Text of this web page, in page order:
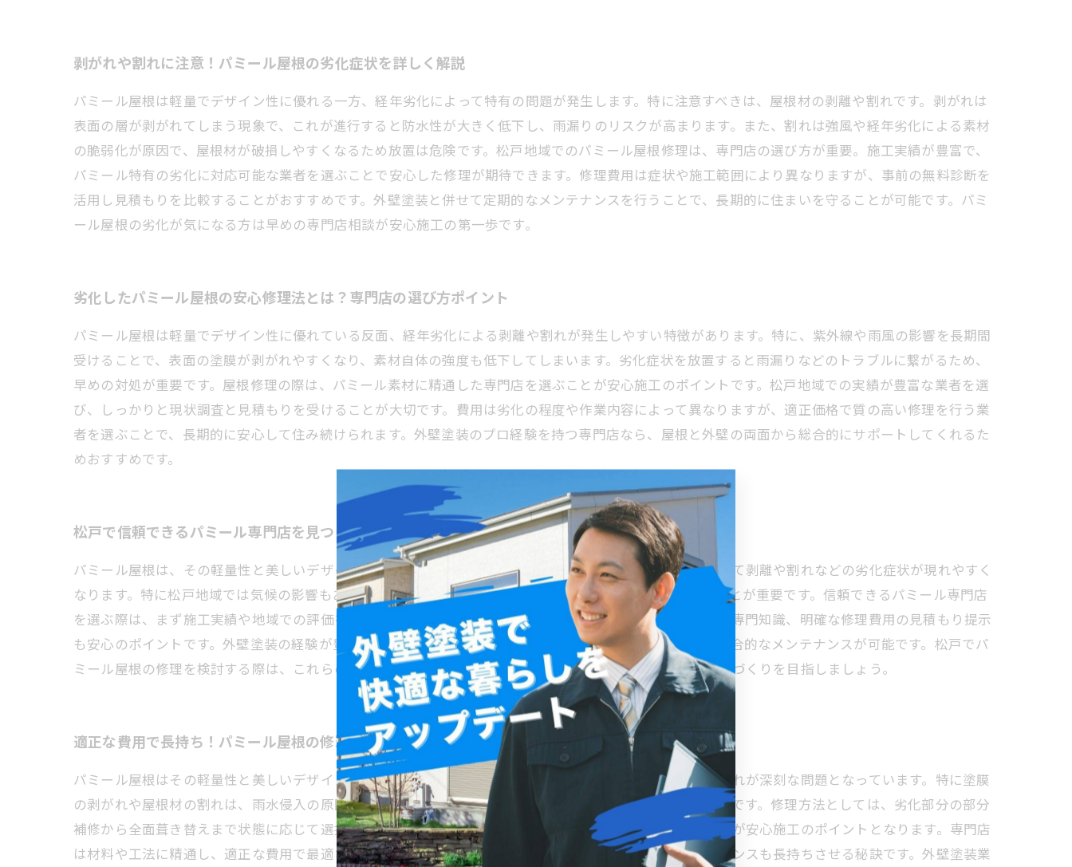
剥がれや割れに注意！パミール屋根の劣化症状を詳しく解説
パミール屋根は軽量でデザイン性に優れる一方、経年劣化によって特有の問題が発生します。特に注意すべきは、屋根材の剥離や割れです。剥がれは
表面の層が剥がれてしまう現象で、これが進行すると防水性が大きく低下し、雨漏りのリスクが高まります。また、割れは強風や経年劣化による素材
の脆弱化が原因で、屋根材が破損しやすくなるため放置は危険です。松戸地域でのパミール屋根修理は、専門店の選び方が重要。施工実績が豊富で、
パミール特有の劣化に対応可能な業者を選ぶことで安心した修理が期待できます。修理費用は症状や施工範囲により異なりますが、事前の無料診断を
活用し見積もりを比較することがおすすめです。外壁塗装と併せて定期的なメンテナンスを行うことで、長期的に住まいを守ることが可能です。パミ
ール屋根の劣化が気になる方は早めの専門店相談が安心施工の第一歩です。
劣化したパミール屋根の安心修理法とは？専門店の選び方ポイント
パミール屋根は軽量でデザイン性に優れている反面、経年劣化による剥離や割れが発生しやすい特徴があります。特に、紫外線や雨風の影響を長期間
受けることで、表面の塗膜が剥がれやすくなり、素材自体の強度も低下してしまいます。劣化症状を放置すると雨漏りなどのトラブルに繋がるため、
早めの対処が重要です。屋根修理の際は、パミール素材に精通した専門店を選ぶことが安心施工のポイントです。松戸地域での実績が豊富な業者を選
び、しっかりと現状調査と見積もりを受けることが大切です。費用は劣化の程度や作業内容によって異なりますが、適正価格で質の高い修理を行う業
者を選ぶことで、長期的に安心して住み続けられます。外壁塗装のプロ経験を持つ専門店なら、屋根と外壁の両面から総合的にサポートしてくれるた
めおすすめです。
松戸で信頼できるパミール専門店を見つけるためのチェックリスト
パミール屋根は、その軽量性と美しいデザインから多くの住宅で採用されてきましたが、年月が経つにつれて剥離や割れなどの劣化症状が現れやすく
なります。特に松戸地域では気候の影響もあって、これらのトラブルを早期に発見し、適切な修理を行うことが重要です。信頼できるパミール専門店
を選ぶ際は、まず施工実績や地域での評価を確認しましょう。また、劣化症状に応じた修理法を提案できる専門知識、明確な修理費用の見積もり提示
も安心のポイントです。外壁塗装の経験が豊富な業者であれば、屋根だけでなく外壁との調和も考慮した総合的なメンテナンスが可能です。松戸でパ
ミール屋根の修理を検討する際は、これらのチェックリストを参考に、長く安心して住み続けられる住まいづくりを目指しましょう。
適正な費用で長持ち！パミール屋根の修理とアフターケアの秘密
パミール屋根はその軽量性と美しいデザインで多くの住宅に選ばれてきましたが、経年劣化による剥離や割れが深刻な問題となっています。特に塗膜
の剥がれや屋根材の割れは、雨水侵入の原因となり、住宅内部へのダメージを招くため早めの対処が不可欠です。修理方法としては、劣化部分の部分
補修から全面葺き替えまで状態に応じて選択可能ですが、松戸地域で実績豊富なパミール専門店を選ぶことが安心施工のポイントとなります。専門店
は材料や工法に精通し、適正な費用で最適な修理プランを提案。さらに、修理後の定期的な点検やメンテナンスも長持ちさせる秘訣です。外壁塗装業